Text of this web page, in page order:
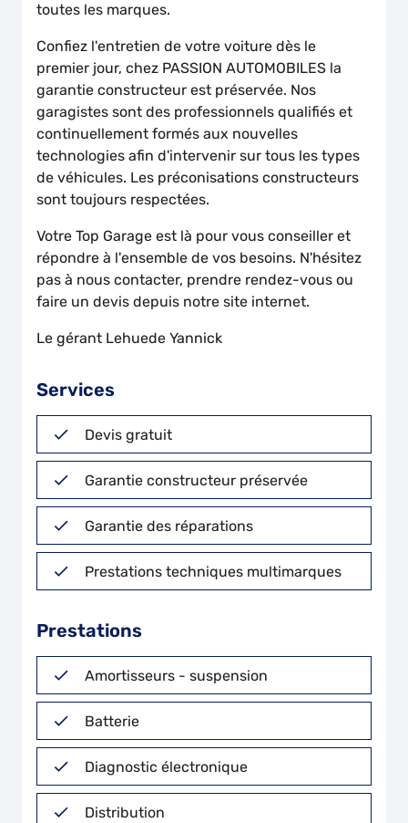
toutes les marques.
Confiez l'entretien de votre voiture dès le
premier jour, chez PASSION AUTOMOBILES la
garantie constructeur est préservée. Nos
garagistes sont des professionnels qualifiés et
continuellement formés aux nouvelles
technologies afin d'intervenir sur tous les types
de véhicules. Les préconisations constructeurs
sont toujours respectées.
Votre Top Garage est là pour vous conseiller et
répondre à l'ensemble de vos besoins. N'hésitez
pas à nous contacter, prendre rendez-vous ou
faire un devis depuis notre site internet.
Le gérant Lehuede Yannick
Services
Devis gratuit
Garantie constructeur préservée
Garantie des réparations
Prestations techniques multimarques
Prestations
Amortisseurs - suspension
Batterie
Diagnostic électronique
Distribution